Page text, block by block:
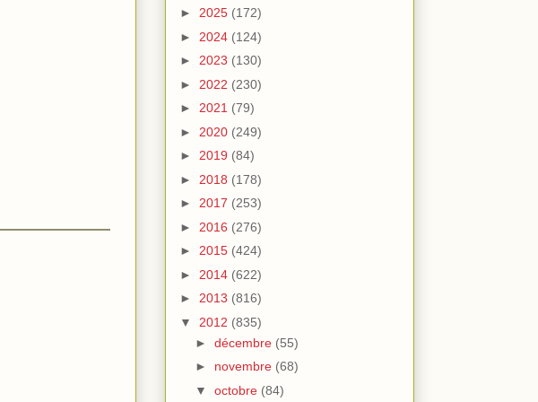
► 2025 (172)
► 2024 (124)
► 2023 (130)
► 2022 (230)
► 2021 (79)
► 2020 (249)
► 2019 (84)
► 2018 (178)
► 2017 (253)
► 2016 (276)
► 2015 (424)
► 2014 (622)
► 2013 (816)
▼ 2012 (835)
► décembre (55)
► novembre (68)
▼ octobre (84)